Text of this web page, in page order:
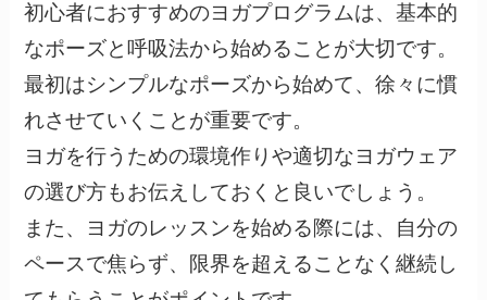
初心者におすすめのヨガプログラムは、基本的
なポーズと呼吸法から始めることが大切です。
最初はシンプルなポーズから始めて、徐々に慣
れさせていくことが重要です。
ヨガを行うための環境作りや適切なヨガウェア
の選び方もお伝えしておくと良いでしょう。
また、ヨガのレッスンを始める際には、自分の
ペースで焦らず、限界を超えることなく継続し